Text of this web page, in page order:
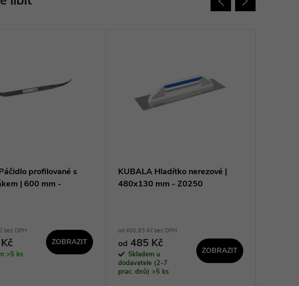
profilované s
| 600 mm -
bez DPH
>5 ks
ZOBRAZIT
KUBALA Hladítko nerezové |
480x130 mm - Z0250
od 400,83 Kč bez DPH
od 485 Kč
Skladem u
dodavatele (2-7
prac. dnů) >5 ks
ZOBRAZIT